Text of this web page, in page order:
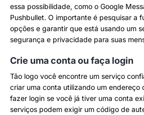
essa possibilidade, como o Google
Pushbullet. O importante é pesquisar a
opções e garantir que está usando um
segurança e privacidade para suas
Crie uma conta ou faça login
Tão logo você encontre um serviço
criar uma conta utilizando um endereço
fazer login se você já tiver uma conta
serviços podem exigir um código de